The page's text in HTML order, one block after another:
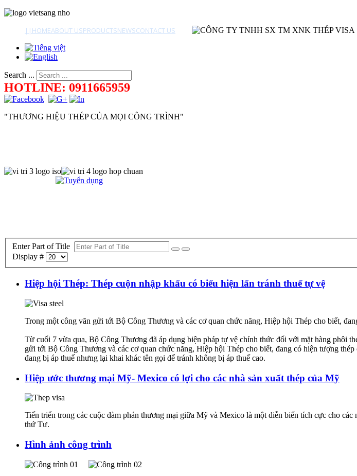
|| HOMEABOUT USPRODUCTSNEWSCONTACT US
Search ...
HOTLINE: 0911665959
"THƯƠNG HIỆU THÉP CỦA MỌI CÔNG TRÌNH"
Enter Part of Title
Display #
Hiệp hội Thép: Thép cuộn nhập khẩu có biểu hiện lẩn tránh thuế tự vệ
Trong một công văn gửi tới Bộ Công Thương và các cơ quan chức năng, Hiệp hội Thép cho biết,
Từ cuối 7 vừa qua, Bộ Công Thương đã áp dụng biện pháp tự vệ chính thức đối với mặt hàng phôi
gửi tới Bộ Công Thương và các cơ quan chức năng, Hiệp hội Thép cho biết, đang có hiện tượng
đang bị áp thuế nhưng lại khai khác tên gọi để tránh không bị áp thuế cao.
Hiệp ước thương mại Mỹ- Mexico có lợi cho các nhà sản xuất thép của Mỹ
Tiến triển trong các cuộc đàm phán thương mại giữa Mỹ và Mexico là một diễn biến tích cực cho
thứ Tư.
Hình ảnh công trình